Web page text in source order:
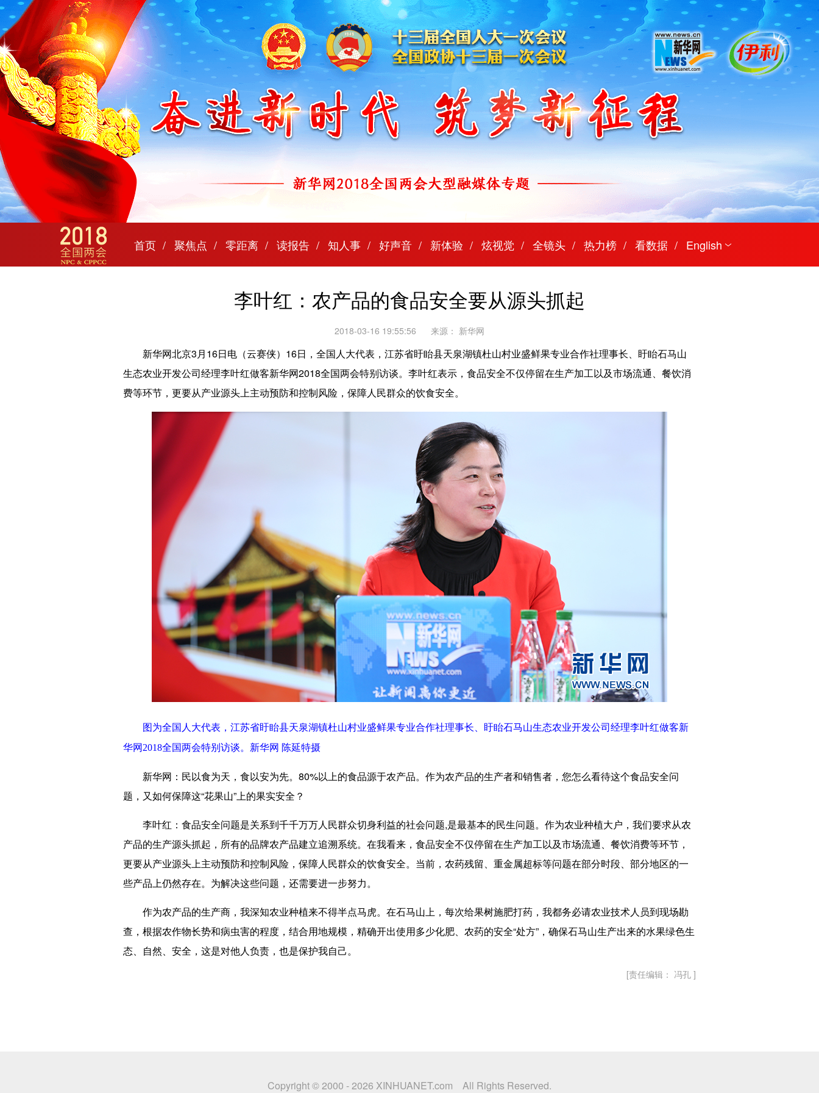
首页 聚焦点 零距离 读报告 知人事 好声音 新体验 炫视觉 全镜头 热力榜 看数据 English
日本語
한국어
李叶红：农产品的食品安全要从源头抓起
2018-03-16 19:55:56 来源： 新华网
新华网北京3月16日电（云赛侠）16日，全国人大代表，江苏省盱眙县天泉湖镇杜山村业盛鲜果专业合作社理事长、盱眙石马山
生态农业开发公司经理李叶红做客新华网2018全国两会特别访谈。李叶红表示，食品安全不仅停留在生产加工以及市场流通、餐饮消
费等环节，更要从产业源头上主动预防和控制风险，保障人民群众的饮食安全。
图为全国人大代表，江苏省盱眙县天泉湖镇杜山村业盛鲜果专业合作社理事长、盱眙石马山生态农业开发公司经理李叶红做客新
华网2018全国两会特别访谈。新华网 陈延特摄
新华网：民以食为天，食以安为先。80%以上的食品源于农产品。作为农产品的生产者和销售者，您怎么看待这个食品安全问
题，又如何保障这“花果山”上的果实安全？
李叶红：食品安全问题是关系到千千万万人民群众切身利益的社会问题,是最基本的民生问题。作为农业种植大户，我们要求从农
产品的生产源头抓起，所有的品牌农产品建立追溯系统。在我看来，食品安全不仅停留在生产加工以及市场流通、餐饮消费等环节，
更要从产业源头上主动预防和控制风险，保障人民群众的饮食安全。当前，农药残留、重金属超标等问题在部分时段、部分地区的一
些产品上仍然存在。为解决这些问题，还需要进一步努力。
作为农产品的生产商，我深知农业种植来不得半点马虎。在石马山上，每次给果树施肥打药，我都务必请农业技术人员到现场勘
查，根据农作物长势和病虫害的程度，结合用地规模，精确开出使用多少化肥、农药的安全“处方”，确保石马山生产出来的水果绿色生
态、自然、安全，这是对他人负责，也是保护我自己。
[责任编辑： 冯孔 ]
Copyright © 2000 -2026 XINHUANET.com All Rights Reserved.